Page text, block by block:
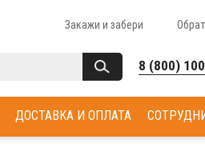
Закажи и забери
8 (800)
ДОСТАВКА И ОПЛАТА